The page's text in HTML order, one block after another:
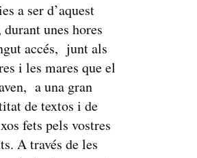
a ser d’aquest
unes hores
accés, junt als
i les mares que el
a una gran
de textos i de
fets pels vostres
A través de les